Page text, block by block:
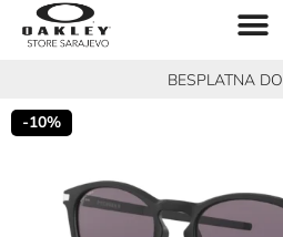
BESPLATNA
-10%